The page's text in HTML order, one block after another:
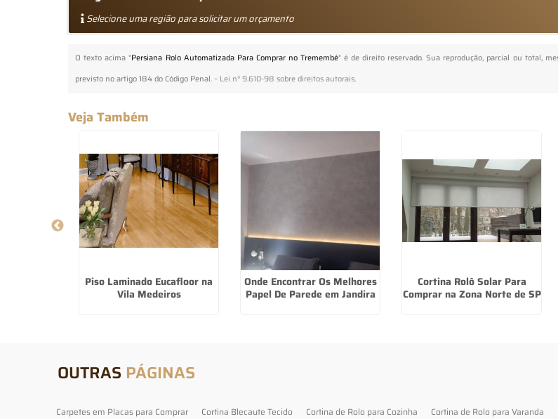
Selecione uma região para solicitar um orçamento
O texto acima "Persiana Rolo Automatizada Para Comprar no Tremembé" é de direito reservado. Sua reprodução, parcial ou total,
previsto no artigo 184 do Código Penal. – Lei n° 9.610-98 sobre direitos autorais.
Veja Também
Piso Laminado Eucafloor na
Vila Medeiros
Onde Encontrar Os Melhores
Papel De Parede em Jandira
Cortina Rolô Solar Para
Comprar na Zona Norte de SP
OUTRAS PÁGINAS
Carpetes em Placas para Comprar Cortina Blecaute Tecido Cortina de Rolo para Cozinha Cortina de Rolo para Varanda